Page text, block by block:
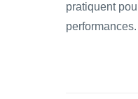
pratiquent
performances.